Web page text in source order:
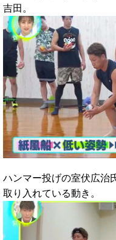
吉田。
ハンマー投げの室伏広治
取り入れている動き。